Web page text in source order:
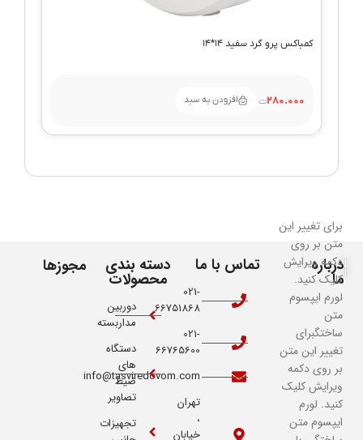
کمباکس پرو گرد سفید ۱۴*۱۴
280.000 افزودن به سبد
درباره
ما
برای تغییر این
متن بر روی
دکمه ویرایش
کلیک کنید.
لورم ایپسوم
متن
ساختگبرای
تغییر این متن
بر روی دکمه
ویرایش کلیک
کنید. لورم
ایپسوم متن
تماس با ما
021-
66751868
021-
66765600
info@tasviredovom.com
تهران
،
خیابان
دسته بندی
محصولات
دوربین
مداربسته
دستگاه
های
ضیط
تصاویر
تجهیزات
مجوزها